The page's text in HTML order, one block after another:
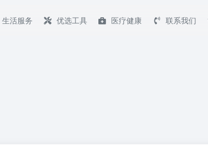
生活服务 优选工具 医疗健康 联系我们